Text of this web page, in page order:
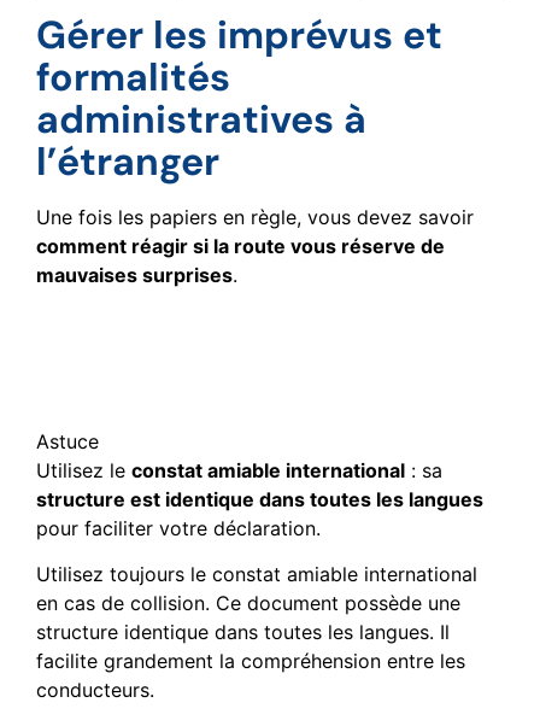
Gérer les imprévus et
formalités
administratives à
l’étranger
Une fois les papiers en règle, vous devez savoir
comment réagir si la route vous réserve de
mauvaises surprises.
Astuce
Utilisez le constat amiable international : sa
structure est identique dans toutes les langues
pour faciliter votre déclaration.
Utilisez toujours le constat amiable international
en cas de collision. Ce document possède une
structure identique dans toutes les langues. Il
facilite grandement la compréhension entre les
conducteurs.